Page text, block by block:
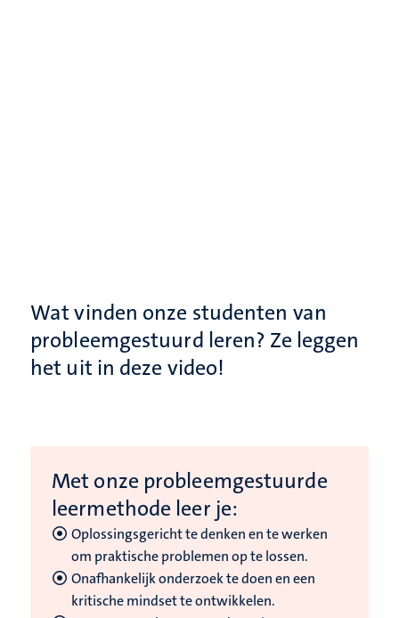
Wat vinden onze studenten van
probleemgestuurd leren? Ze leggen
het uit in deze video!
Met onze probleemgestuurde
leermethode leer je:
Oplossingsgericht te denken en te werken
om praktische problemen op te lossen.
Onafhankelijk onderzoek te doen en een
kritische mindset te ontwikkelen.